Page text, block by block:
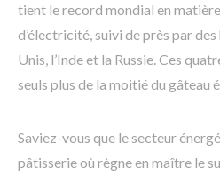
tient le record mondial en
d’électricité, suivi de près par
Unis, l’Inde et la Russie. Ces
seuls plus de la moitié du gâteau
Saviez-vous que le secteur
pâtisserie où règne en maître le